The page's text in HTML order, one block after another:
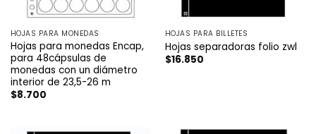
HOJAS PARA MONEDAS
Hojas para monedas Encap,
para 48cápsulas de
monedas con un diámetro
interior de 23,5-26 m
$8.700
HOJAS PARA BILLETES
Hojas separadoras folio zwl
$16.850